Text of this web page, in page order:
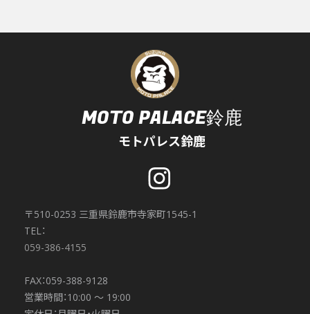
MOTO PALACE鈴鹿
モトパレス鈴鹿
〒510-0253 三重県鈴鹿市寺家町1545-1
TEL：
059-386-4155
FAX：059-388-9128
営業時間：10:00 〜 19:00